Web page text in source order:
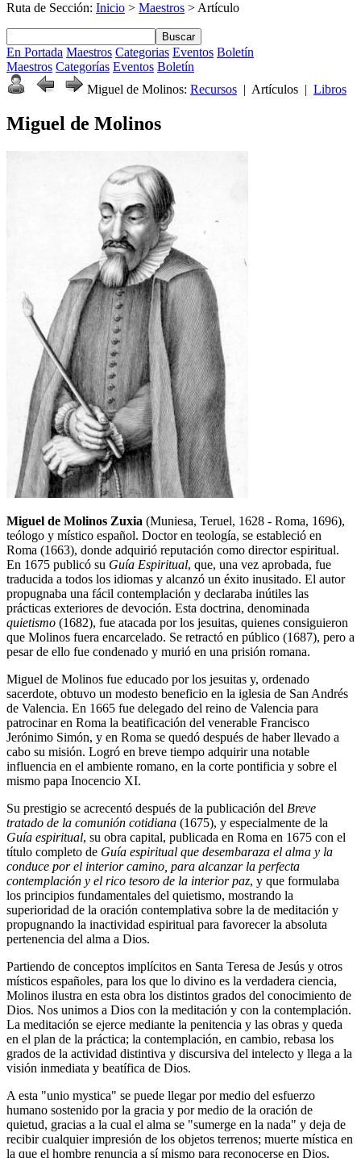
Ruta de Sección: Inicio > Maestros > Artículo
Buscar
En Portada Maestros Categorias Eventos Boletín
Maestros Categorías Eventos Boletín
Miguel de Molinos: Recursos | Artículos | Libros
Miguel de Molinos
Miguel de Molinos Zuxia (Muniesa, Teruel, 1628 - Roma, 1696),
teólogo y místico español. Doctor en teología, se estableció en
Roma (1663), donde adquirió reputación como director espiritual.
En 1675 publicó su Guía Espiritual, que, una vez aprobada, fue
traducida a todos los idiomas y alcanzó un éxito inusitado. El autor
propugnaba una fácil contemplación y declaraba inútiles las
prácticas exteriores de devoción. Esta doctrina, denominada
quietismo (1682), fue atacada por los jesuitas, quienes consiguieron
que Molinos fuera encarcelado. Se retractó en público (1687), pero a
pesar de ello fue condenado y murió en una prisión romana.
Miguel de Molinos fue educado por los jesuitas y, ordenado
sacerdote, obtuvo un modesto beneficio en la iglesia de San Andrés
de Valencia. En 1665 fue delegado del reino de Valencia para
patrocinar en Roma la beatificación del venerable Francisco
Jerónimo Simón, y en Roma se quedó después de haber llevado a
cabo su misión. Logró en breve tiempo adquirir una notable
influencia en el ambiente romano, en la corte pontificia y sobre el
mismo papa Inocencio XI.
Su prestigio se acrecentó después de la publicación del Breve
tratado de la comunión cotidiana (1675), y especialmente de la
Guía espiritual, su obra capital, publicada en Roma en 1675 con el
título completo de Guía espiritual que desembaraza el alma y la
conduce por el interior camino, para alcanzar la perfecta
contemplación y el rico tesoro de la interior paz, y que formulaba
los principios fundamentales del quietismo, mostrando la
superioridad de la oración contemplativa sobre la de meditación y
propugnando la inactividad espiritual para favorecer la absoluta
pertenencia del alma a Dios.
Partiendo de conceptos implícitos en Santa Teresa de Jesús y otros
místicos españoles, para los que lo divino es la verdadera ciencia,
Molinos ilustra en esta obra los distintos grados del conocimiento de
Dios. Nos unimos a Dios con la meditación y con la contemplación.
La meditación se ejerce mediante la penitencia y las obras y queda
en el plan de la práctica; la contemplación, en cambio, rebasa los
grados de la actividad distintiva y discursiva del intelecto y llega a la
visión inmediata y beatífica de Dios.
A esta "unio mystica" se puede llegar por medio del esfuerzo
humano sostenido por la gracia y por medio de la oración de
quietud, gracias a la cual el alma se "sumerge en la nada" y deja de
recibir cualquier impresión de los objetos terrenos; muerte mística en
la que el hombre renuncia a sí mismo para reconocerse en Dios.